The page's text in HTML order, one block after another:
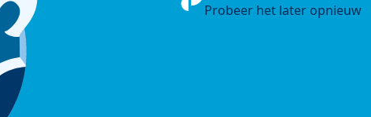
Probeer het later opnieuw